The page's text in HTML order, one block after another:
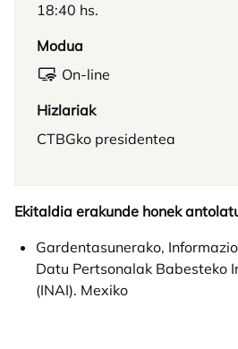
18:40 hs.
Modua
On-line
Hizlariak
CTBGko presidentea
Ekitaldia erakunde honek
Gardentasunerako,
Datu Pertsonalak Babesteko
(INAI). Mexiko